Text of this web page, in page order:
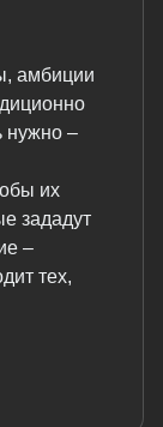
амбиции
нужно –
их
зададут
–
тех,
амбиции
нужно –
их
зададут
–
тех,